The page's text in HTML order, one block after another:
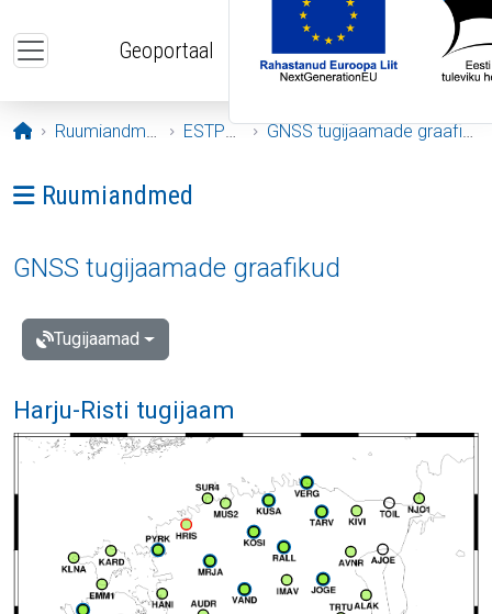
Geoportaal
Avaleht
Ruumiandmed ESTPOS GNSS tugijaamade graafikud
Ava menüü: Ruumiandmed
Ruumiandmed
GNSS tugijaamade graafikud
Tugijaamad
Harju-Risti tugijaam